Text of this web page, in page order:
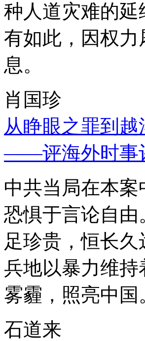
种人道灾难的
有如此，因权
息。
肖国珍
从睁眼之罪到越
——评海外时事
中共当局在本
恐惧于言论自
足珍贵，恒长
兵地以暴力维
雾霾，照亮中国
石道来